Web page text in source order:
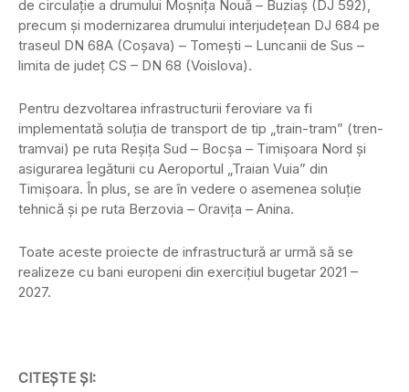
de circulaţie a drumului Moşniţa Nouă – Buziaş (DJ 592),
precum şi modernizarea drumului interjudeţean DJ 684 pe
traseul DN 68A (Coşava) – Tomeşti – Luncanii de Sus –
limita de judeţ CS – DN 68 (Voislova).
Pentru dezvoltarea infrastructurii feroviare va fi
implementată soluţia de transport de tip „train-tram” (tren-
tramvai) pe ruta Reşiţa Sud – Bocşa – Timişoara Nord şi
asigurarea legăturii cu Aeroportul „Traian Vuia” din
Timişoara. În plus, se are în vedere o asemenea soluţie
tehnică şi pe ruta Berzovia – Oraviţa – Anina.
Toate aceste proiecte de infrastructură ar urmă să se
realizeze cu bani europeni din exerciţiul bugetar 2021 –
2027.
CITEȘTE ȘI: